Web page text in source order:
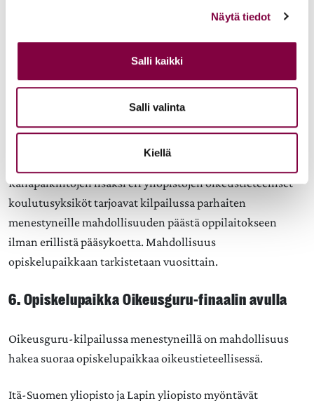
Näytä tiedot
Salli kaikki
Salli valinta
Kiellä
loppukilpailussa ei julkisteta. Tieto on kuitenkin
Kaikki loppukilpailuun osallistuneet saavat
osallistumisestaan diplomin. Kilpailun voittaja, vuoden
Oikeusguru, saa rahapalkinnoksi 1000 euroa. Oikeusguru-
kilpailussa toiseksi tullut kilpailija saa palkinnoksi 500
euroa ja kolmanneksi tullut 250 euroa.
Rahapalkintojen lisäksi eri yliopistojen oikeustieteelliset
koulutusyksiköt tarjoavat kilpailussa parhaiten
menestyneille mahdollisuuden päästä oppilaitokseen
ilman erillistä pääsykoetta. Mahdollisuus
opiskelupaikkaan tarkistetaan vuosittain.
6. Opiskelupaikka Oikeusguru-finaalin avulla
Oikeusguru-kilpailussa menestyneillä on mahdollisuus
hakea suoraa opiskelupaikkaa oikeustieteellisessä.
Itä-Suomen yliopisto ja Lapin yliopisto myöntävät